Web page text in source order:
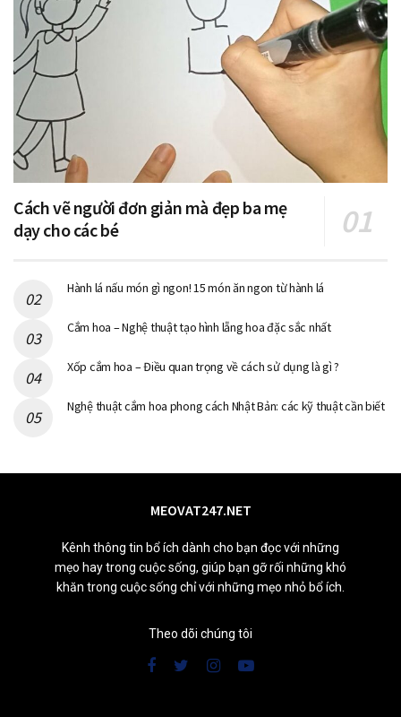
Cách vẽ người đơn giản mà đẹp ba mẹ
dạy cho các bé
Hành lá nấu món gì ngon! 15 món ăn ngon từ hành lá
Cắm hoa – Nghệ thuật tạo hình lẵng hoa đặc sắc nhất
Xốp cắm hoa – Điều quan trọng về cách sử dụng là gì ?
Nghệ thuật cắm hoa phong cách Nhật Bản: các kỹ thuật cần biết
MEOVAT247.NET
Kênh thông tin bổ ích dành cho bạn đọc với những
mẹo hay trong cuộc sống, giúp bạn gỡ rối những khó
khăn trong cuộc sống chỉ với những mẹo nhỏ bổ ích.
Theo dõi chúng tôi